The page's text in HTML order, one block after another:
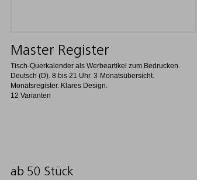
Master Register
Tisch-Querkalender als Werbeartikel zum Bedrucken.
Deutsch (D). 8 bis 21 Uhr. 3-Monatsübersicht.
Monatsregister. Klares Design.
12 Varianten
ab 50 Stück